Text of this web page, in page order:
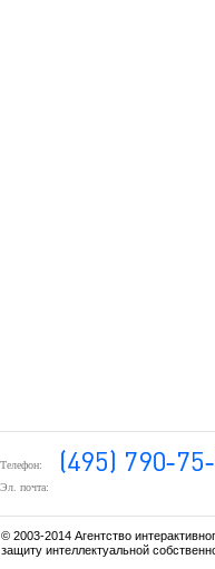
Телефон:
Эл. почта:
© 2003-2014 Агентство
защиту интеллектуальной